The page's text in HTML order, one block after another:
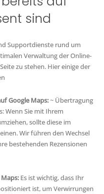
sind
Supportdienste rund um
Verwaltung der Online-
zu stehen. Hier einige der
Google Maps:~ Übertragung
Wenn Sie mit Ihrem
sollte diese im
Wir führen den Wechsel
bestehenden Rezensionen
Es ist wichtig, dass Ihr
ist, um Verwirrungen